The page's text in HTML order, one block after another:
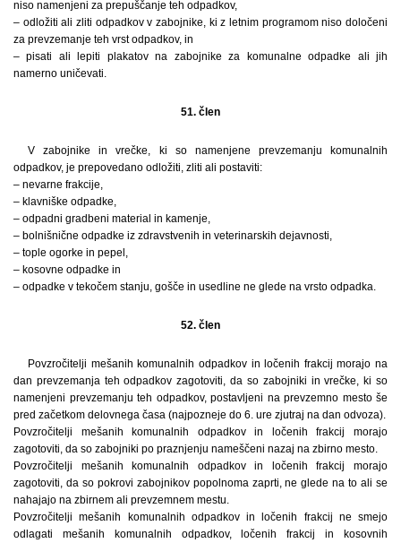
niso namenjeni za prepuščanje teh odpadkov,
– odložiti ali zliti odpadkov v zabojnike, ki z letnim programom niso določeni
za prevzemanje teh vrst odpadkov, in
– pisati ali lepiti plakatov na zabojnike za komunalne odpadke ali jih
namerno uničevati.
51. člen
V zabojnike in vrečke, ki so namenjene prevzemanju komunalnih
odpadkov, je prepovedano odložiti, zliti ali postaviti:
– nevarne frakcije,
– klavniške odpadke,
– odpadni gradbeni material in kamenje,
– bolnišnične odpadke iz zdravstvenih in veterinarskih dejavnosti,
– tople ogorke in pepel,
– kosovne odpadke in
– odpadke v tekočem stanju, gošče in usedline ne glede na vrsto odpadka.
52. člen
Povzročitelji mešanih komunalnih odpadkov in ločenih frakcij morajo na
dan prevzemanja teh odpadkov zagotoviti, da so zabojniki in vrečke, ki so
namenjeni prevzemanju teh odpadkov, postavljeni na prevzemno mesto še
pred začetkom delovnega časa (najpozneje do 6. ure zjutraj na dan odvoza).
Povzročitelji mešanih komunalnih odpadkov in ločenih frakcij morajo
zagotoviti, da so zabojniki po praznjenju nameščeni nazaj na zbirno mesto.
Povzročitelji mešanih komunalnih odpadkov in ločenih frakcij morajo
zagotoviti, da so pokrovi zabojnikov popolnoma zaprti, ne glede na to ali se
nahajajo na zbirnem ali prevzemnem mestu.
Povzročitelji mešanih komunalnih odpadkov in ločenih frakcij ne smejo
odlagati mešanih komunalnih odpadkov, ločenih frakcij in kosovnih